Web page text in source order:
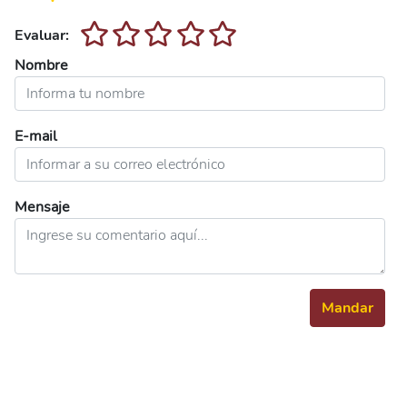
Evaluar:
Nombre
E-mail
Mensaje
Mandar